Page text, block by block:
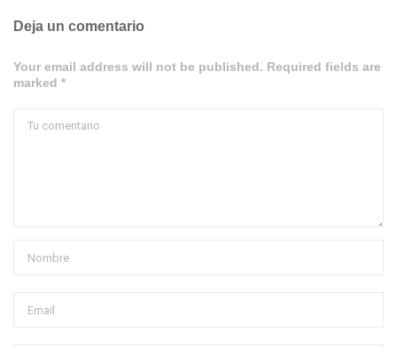
Deja un comentario
Your email address will not be published. Required fields are
marked *